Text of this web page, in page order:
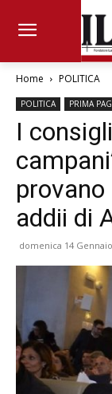
Home POLITICA
POLITICA PRIMA
I
addii di
domenica 14